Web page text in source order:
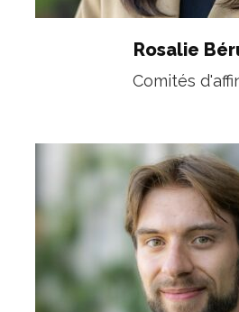
Rosalie
Comités